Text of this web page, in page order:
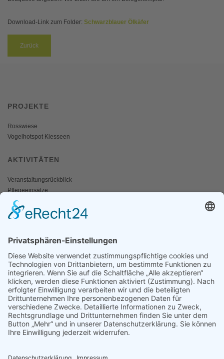
Download-Link zum Folder: Schwarzblauer Ölkäfer
Zurück
PROJEKTE
Rosswiese
Vogelhotspot Kiesseen
AKTIVITÄTEN
Veranstaltungsrückblick
Pflegeeinsätze
AKTIV WERDEN
Mitgliedschaft
Spenden
SERVICE
Shop
Naturschutzbrief
News
Presse